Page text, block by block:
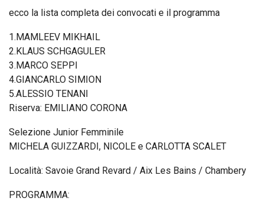
ecco la lista completa dei convocati e il programma
1.MAMLEEV MIKHAIL
2.KLAUS SCHGAGULER
3.MARCO SEPPI
4.GIANCARLO SIMION
5.ALESSIO TENANI
Riserva: EMILIANO CORONA
Selezione Junior Femminile
MICHELA GUIZZARDI, NICOLE e CARLOTTA SCALET
Località: Savoie Grand Revard / Aix Les Bains / Chambery
PROGRAMMA: